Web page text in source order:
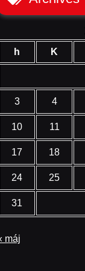
h K
3 4
10 11
17 18
24 25
31
máj